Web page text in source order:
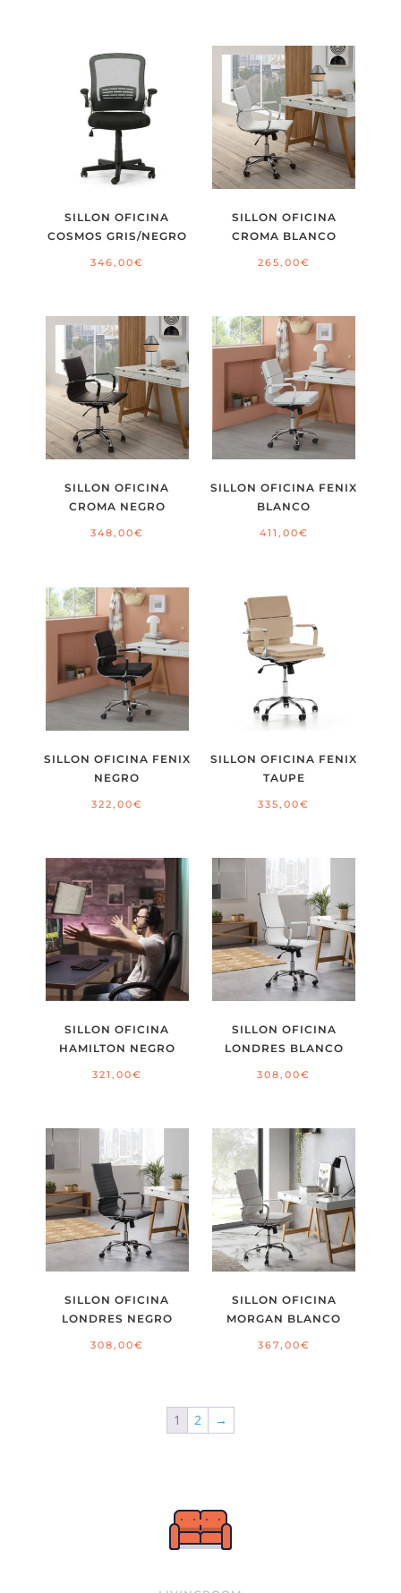
SILLON OFICINA
COSMOS GRIS/NEGRO
346,00€
SILLON OFICINA
CROMA BLANCO
265,00€
SILLON OFICINA
CROMA NEGRO
348,00€
SILLON OFICINA FENIX
BLANCO
411,00€
SILLON OFICINA FENIX
NEGRO
322,00€
SILLON OFICINA FENIX
TAUPE
335,00€
SILLON OFICINA
HAMILTON NEGRO
321,00€
SILLON OFICINA
LONDRES BLANCO
308,00€
SILLON OFICINA
LONDRES NEGRO
308,00€
SILLON OFICINA
MORGAN BLANCO
367,00€
1 2 →